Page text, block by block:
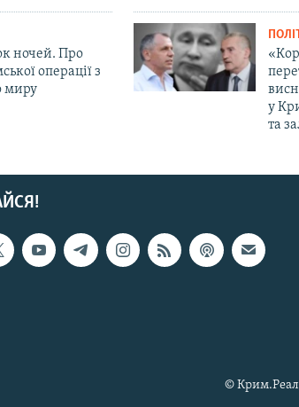
ночей. Про
операції з
миру
у
та
©